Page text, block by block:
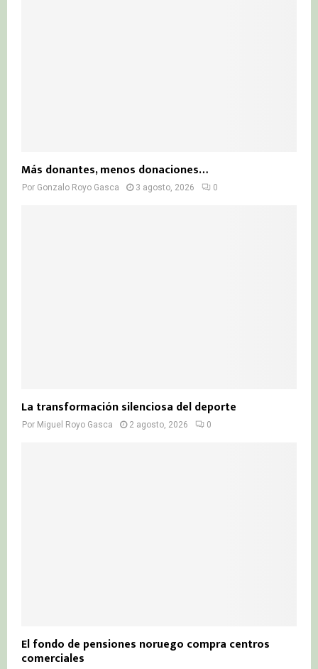
Más donantes, menos donaciones…
Por Gonzalo Royo Gasca 3 agosto, 2026 0
La transformación silenciosa del deporte
Por Miguel Royo Gasca 2 agosto, 2026 0
El fondo de pensiones noruego compra centros
comerciales